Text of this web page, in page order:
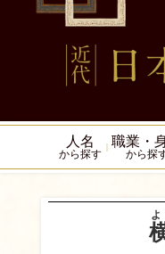
人名
から探す
職業・
から探